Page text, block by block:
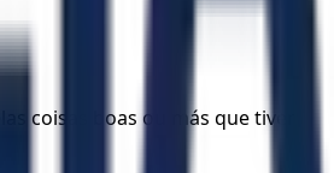
coisas boas ou más que tiver